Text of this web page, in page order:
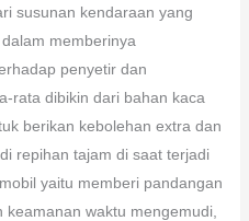
susunan kendaraan yang
memberinya
penyetir dan
rata dibikin dari bahan kaca
berikan kebolehan extra dan
repihan tajam di saat terjadi
yaitu memberi pandangan
waktu mengemudi,